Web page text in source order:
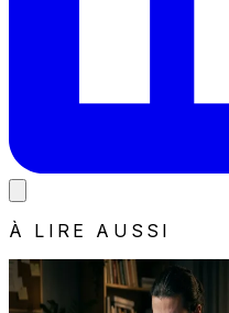
À LIRE AUSSI